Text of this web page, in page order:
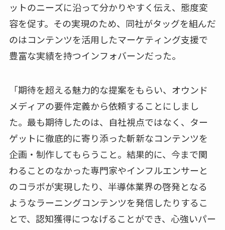
ットのニーズに沿って分かりやすく伝え、態度変
容を促す。その実現のため、同社がタッグを組んだ
のはコンテンツを活用したマーケティング支援で
豊富な実績を持つインフォバーンだった。
「期待を超える魅力的な提案をもらい、オウンド
メディアの要件定義から依頼することにしまし
た。最も期待したのは、自社視点ではなく、ター
ゲットに徹底的に寄り添った斬新なコンテンツを
企画・制作してもらうこと。結果的に、今まで関
わることのなかった専門家やインフルエンサーと
のコラボが実現したり、半導体業界の啓発となる
ようなラーニングコンテンツを発信したりするこ
とで、認知獲得につなげることができ、心強いパー